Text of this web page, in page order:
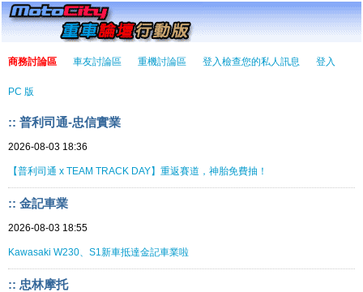
商務討論區 車友討論區 重機討論區 登入檢查您的私人訊息 登入
PC 版
:: 普利司通-忠信實業
2026-08-03 18:36
【普利司通 x TEAM TRACK DAY】重返賽道，神胎免費抽！
:: 金記車業
2026-08-03 18:55
Kawasaki W230、S1新車抵達金記車業啦
:: 忠林摩托